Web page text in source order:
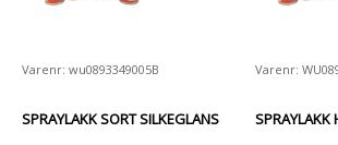
Varenr: wu0893349005B
SPRAYLAKK SORT SILKEGLANS
Varenr:
SPRAYLAKK